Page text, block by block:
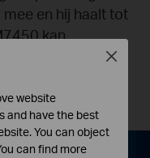
en hij haalt tot
kan
USB-kabel die
4G te delen.
website
and have the best
You can object
can find more
Close